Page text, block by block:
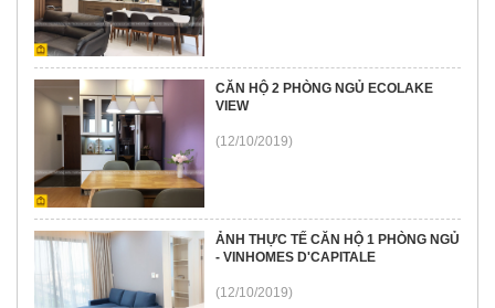
CĂN HỘ 2 PHÒNG NGỦ ECOLAKE
VIEW
(12/10/2019)
ẢNH THỰC TẾ CĂN HỘ 1 PHÒNG NGỦ
- VINHOMES D'CAPITALE
(12/10/2019)